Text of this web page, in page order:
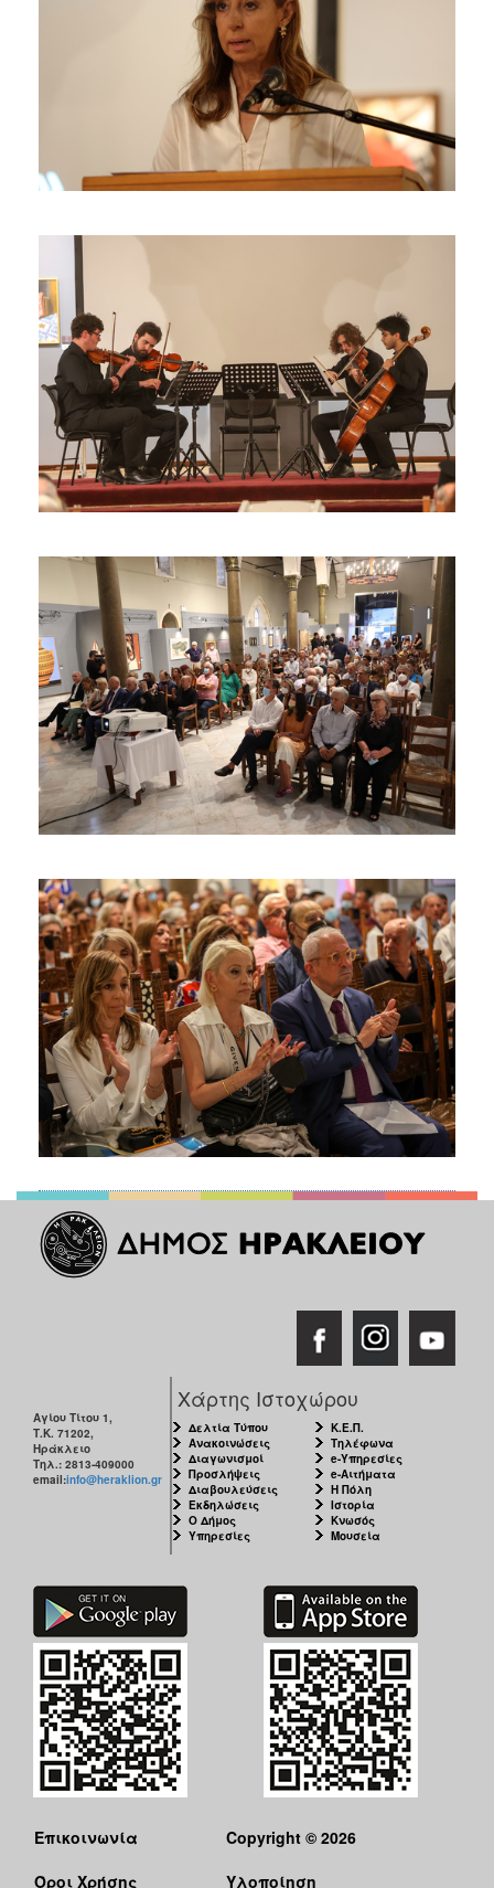
Αγίου Τίτου 1,
Τ.Κ. 71202,
Ηράκλειο
Τηλ.: 2813-409000
email:info@heraklion.gr
Χάρτης Ιστοχώρου
Δελτία Τύπου
Ανακοινώσεις
Διαγωνισμοί
Προσλήψεις
Διαβουλεύσεις
Εκδηλώσεις
Ο Δήμος
Υπηρεσίες
Κ.Ε.Π.
Τηλέφωνα
e-Υπηρεσίες
e-Αιτήματα
Η Πόλη
Ιστορία
Κνωσός
Μουσεία
Επικοινωνία
Όροι Χρήσης
Copyright © 2026
Υλοποίηση